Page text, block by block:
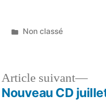
Non classé
Article suivant
Nouveau CD